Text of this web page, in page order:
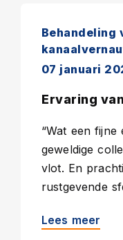
Behandeling
07 januari
Ervaring
“Wat een fijne
geweldige
vlot. En
rustgevende
Lees meer